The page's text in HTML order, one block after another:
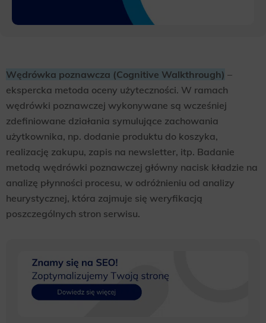
Wędrówka poznawcza (Cognitive Walkthrough) –
ekspercka metoda oceny użyteczności. W ramach
wędrówki poznawczej wykonywane są wcześniej
zdefiniowane działania symulujące zachowania
użytkownika, np. dodanie produktu do koszyka,
realizację zakupu, zapis na newsletter, itp. Badanie
metodą wędrówki poznawczej główny nacisk kładzie na
analizę płynności procesu, w odróżnieniu od analizy
heurystycznej, która zajmuje się weryfikacją
poszczególnych stron serwisu.